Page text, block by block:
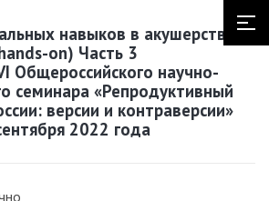
навыков в акушерстве
on) Часть 3
Общероссийского научно-
семинара «Репродуктивный
версии и контраверсии»
2022 года